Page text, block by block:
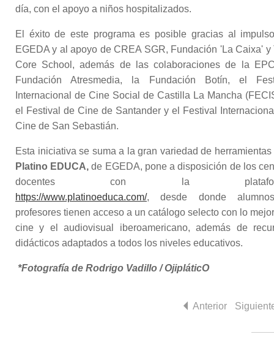
día, con el apoyo a niños hospitalizados.
El éxito de este programa es posible gracias al
EGEDA y al apoyo de CREA SGR, Fundación 'La Caixa' y
Core School, además de las colaboraciones de la
Fundación Atresmedia, la Fundación Botín, el
Internacional de Cine Social de Castilla La Mancha
el Festival de Cine de Santander y el Festival
Cine de San Sebastián.
Esta iniciativa se suma a la gran variedad de herramientas
Platino EDUCA, de EGEDA, pone a disposición de los
docentes con la
https://www.platinoeduca.com/, desde donde
profesores tienen acceso a un catálogo selecto con lo
cine y el audiovisual iberoamericano, además de
didácticos adaptados a todos los niveles educativos.
*Fotografía de Rodrigo Vadillo / OjipláticO
Anterior